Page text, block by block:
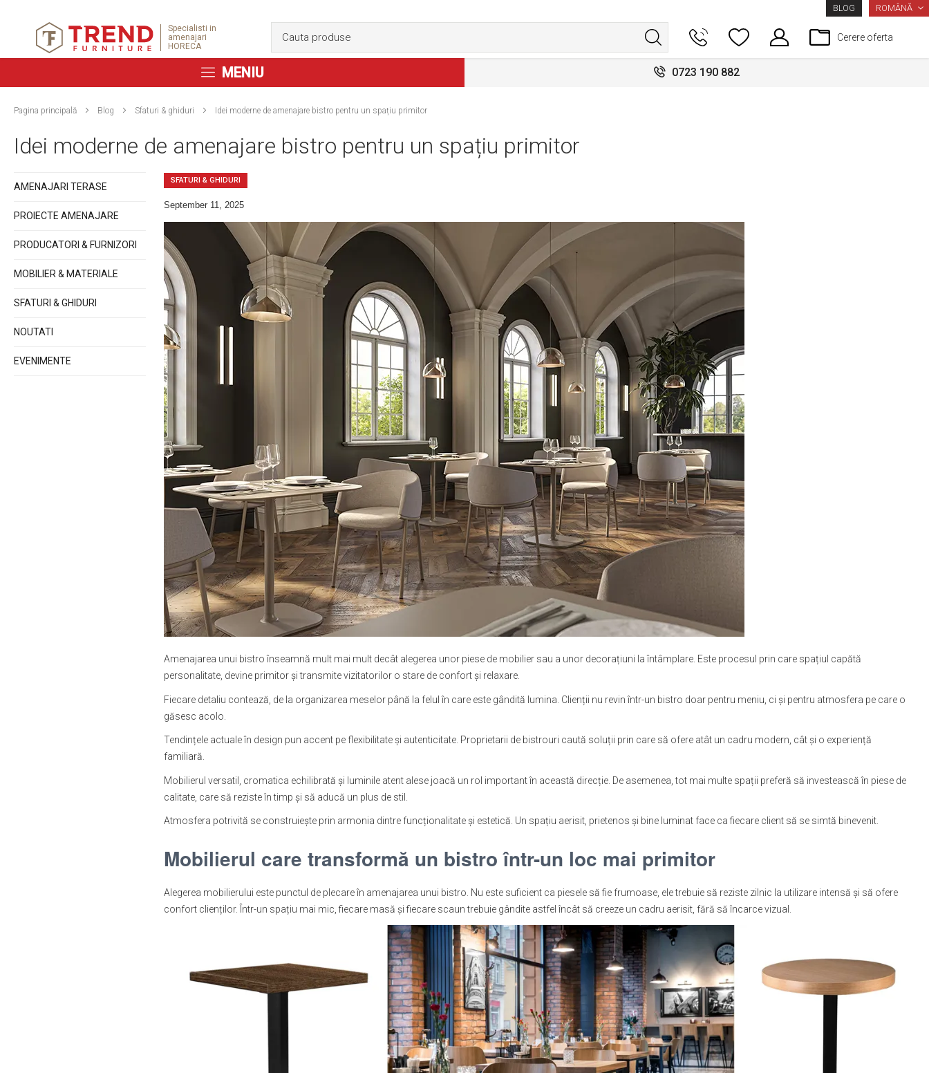
BLOG LIMBA
ROMÂNĂ
Specialisti in
amenajari
HORECA
Cerere oferta
MENIU 0723 190 882
Pagina principală Blog Sfaturi & ghiduri Idei moderne de amenajare bistro pentru un spațiu primitor
Idei moderne de amenajare bistro pentru un spațiu primitor
SFATURI & GHIDURI
September 11, 2025
Amenajarea unui bistro înseamnă mult mai mult decât alegerea unor piese de mobilier sau a unor decorațiuni la întâmplare. Este procesul prin care spațiul capătă
personalitate, devine primitor și transmite vizitatorilor o stare de confort și relaxare.
Fiecare detaliu contează, de la organizarea meselor până la felul în care este gândită lumina. Clienții nu revin într-un bistro doar pentru meniu, ci și pentru atmosfera pe care o
găsesc acolo.
Tendințele actuale în design pun accent pe flexibilitate și autenticitate. Proprietarii de bistrouri caută soluții prin care să ofere atât un cadru modern, cât și o experiență
familiară.
Mobilierul versatil, cromatica echilibrată și luminile atent alese joacă un rol important în această direcție. De asemenea, tot mai multe spații preferă să investească în piese de
calitate, care să reziste în timp și să aducă un plus de stil.
Atmosfera potrivită se construiește prin armonia dintre funcționalitate și estetică. Un spațiu aerisit, prietenos și bine luminat face ca fiecare client să se simtă binevenit.
Mobilierul care transformă un bistro într-un loc mai primitor
Alegerea mobilierului este punctul de plecare în amenajarea unui bistro. Nu este suficient ca piesele să fie frumoase, ele trebuie să reziste zilnic la utilizare intensă și să ofere
confort clienților. Într-un spațiu mai mic, fiecare masă și fiecare scaun trebuie gândite astfel încât să creeze un cadru aerisit, fără să încarce vizual.
AMENAJARI TERASE
PROIECTE AMENAJARE
PRODUCATORI & FURNIZORI
MOBILIER & MATERIALE
SFATURI & GHIDURI
NOUTATI
EVENIMENTE